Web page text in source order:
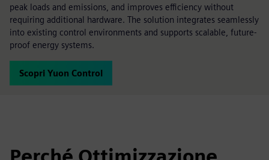
peak loads and emissions, and improves efficiency without
requiring additional hardware. The solution integrates seamlessly
into existing control environments and supports scalable, future-
proof energy systems.
Scopri Yuon Control